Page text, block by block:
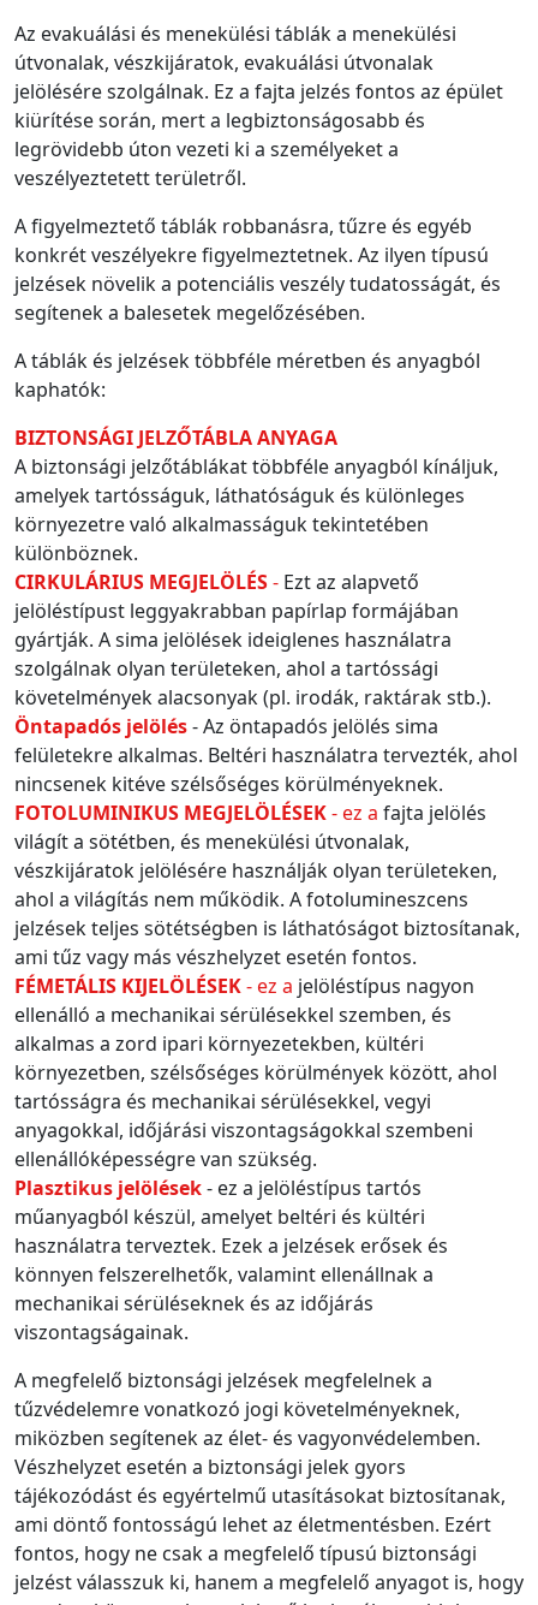
Az evakuálási és menekülési táblák a menekülési
útvonalak, vészkijáratok, evakuálási útvonalak
jelölésére szolgálnak. Ez a fajta jelzés fontos az épület
kiürítése során, mert a legbiztonságosabb és
legrövidebb úton vezeti ki a személyeket a
veszélyeztetett területről.
A figyelmeztető táblák robbanásra, tűzre és egyéb
konkrét veszélyekre figyelmeztetnek. Az ilyen típusú
jelzések növelik a potenciális veszély tudatosságát, és
segítenek a balesetek megelőzésében.
A táblák és jelzések többféle méretben és anyagból
kaphatók:
BIZTONSÁGI JELZŐTÁBLA ANYAGA
A biztonsági jelzőtáblákat többféle anyagból kínáljuk,
amelyek tartósságuk, láthatóságuk és különleges
környezetre való alkalmasságuk tekintetében
különböznek.
CIRKULÁRIUS MEGJELÖLÉS- Ezt az alapvető
jelöléstípust leggyakrabban papírlap formájában
gyártják. A sima jelölések ideiglenes használatra
szolgálnak olyan területeken, ahol a tartóssági
követelmények alacsonyak (pl. irodák, raktárak stb.).
Öntapadós jelölés- Az öntapadós jelölés sima
felületekre alkalmas. Beltéri használatra tervezték, ahol
nincsenek kitéve szélsőséges körülményeknek.
FOTOLUMINIKUS MEGJELÖLÉSEK- ez a fajta jelölés
világít a sötétben, és menekülési útvonalak,
vészkijáratok jelölésére használják olyan területeken,
ahol a világítás nem működik. A fotolumineszcens
jelzések teljes sötétségben is láthatóságot biztosítanak,
ami tűz vagy más vészhelyzet esetén fontos.
FÉMETÁLIS KIJELÖLÉSEK- ez a jelöléstípus nagyon
ellenálló a mechanikai sérülésekkel szemben, és
alkalmas a zord ipari környezetekben, kültéri
környezetben, szélsőséges körülmények között, ahol
tartósságra és mechanikai sérülésekkel, vegyi
anyagokkal, időjárási viszontagságokkal szembeni
ellenállóképességre van szükség.
Plasztikus jelölések- ez a jelöléstípus tartós
műanyagból készül, amelyet beltéri és kültéri
használatra terveztek. Ezek a jelzések erősek és
könnyen felszerelhetők, valamint ellenállnak a
mechanikai sérüléseknek és az időjárás
viszontagságainak.
A megfelelő biztonsági jelzések megfelelnek a
tűzvédelemre vonatkozó jogi követelményeknek,
miközben segítenek az élet- és vagyonvédelemben.
Vészhelyzet esetén a biztonsági jelek gyors
tájékozódást és egyértelmű utasításokat biztosítanak,
ami döntő fontosságú lehet az életmentésben. Ezért
fontos, hogy ne csak a megfelelő típusú biztonsági
jelzést válasszuk ki, hanem a megfelelő anyagot is, hogy